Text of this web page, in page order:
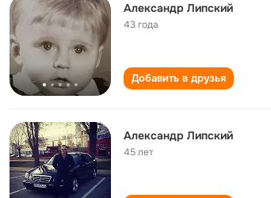
Александр Липский
43 года
Добавить в друзья
Александр Липский
45 лет